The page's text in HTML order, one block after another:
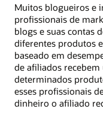
Muitos blogueiros e
profissionais de
blogs e suas contas
diferentes produtos
baseado em
de afiliados
determinados
esses profissionais
dinheiro o afiliado